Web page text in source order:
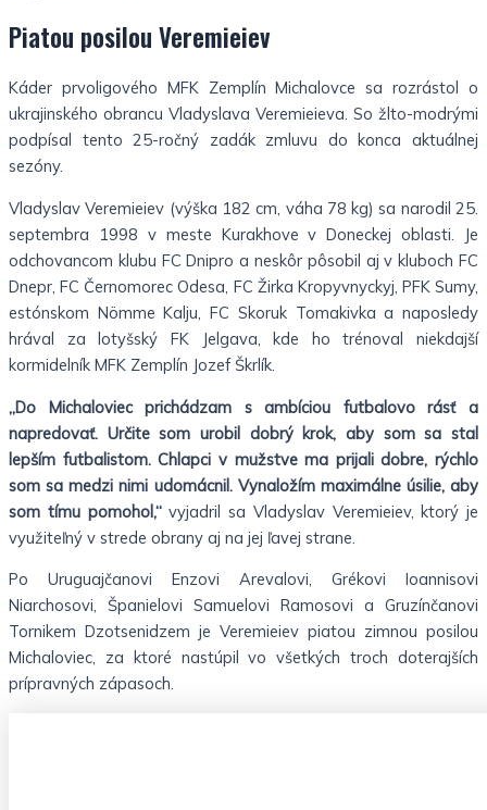
Piatou posilou Veremieiev
Káder prvoligového MFK Zemplín Michalovce sa rozrástol o
ukrajinského obrancu Vladyslava Veremieieva. So žlto-modrými
podpísal tento 25-ročný zadák zmluvu do konca aktuálnej
sezóny.
Vladyslav Veremieiev (výška 182 cm, váha 78 kg) sa narodil 25.
septembra 1998 v meste Kurakhove v Doneckej oblasti. Je
odchovancom klubu FC Dnipro a neskôr pôsobil aj v kluboch FC
Dnepr, FC Černomorec Odesa, FC Žirka Kropyvnyckyj, PFK Sumy,
estónskom Nömme Kalju, FC Skoruk Tomakivka a naposledy
hrával za lotyšský FK Jelgava, kde ho trénoval niekdajší
kormidelník MFK Zemplín Jozef Škrlík.
„Do Michaloviec prichádzam s ambíciou futbalovo rásť a
napredovať. Určite som urobil dobrý krok, aby som sa stal
lepším futbalistom. Chlapci v mužstve ma prijali dobre, rýchlo
som sa medzi nimi udomácnil. Vynaložím maximálne úsilie, aby
som tímu pomohol,“vyjadril sa Vladyslav Veremieiev, ktorý je
využiteľný v strede obrany aj na jej ľavej strane.
Po Uruguajčanovi Enzovi Arevalovi, Grékovi Ioannisovi
Niarchosovi, Španielovi Samuelovi Ramosovi a Gruzínčanovi
Tornikem Dzotsenidzem je Veremieiev piatou zimnou posilou
Michaloviec, za ktoré nastúpil vo všetkých troch doterajších
prípravných zápasoch.